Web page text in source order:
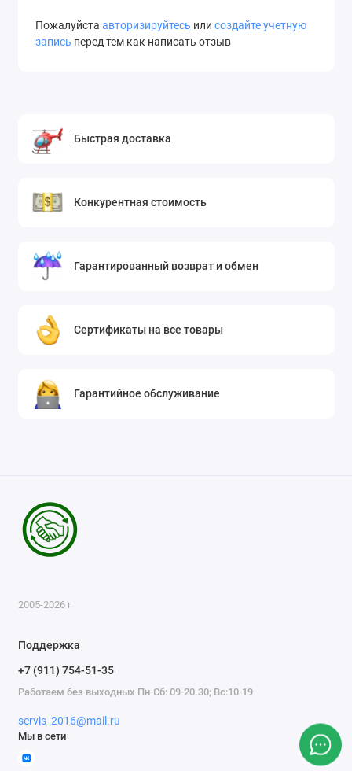
Пожалуйста авторизируйтесь или создайте учетную
запись перед тем как написать отзыв
Быстрая доставка
Конкурентная стоимость
Гарантированный возврат и обмен
Сертификаты на все товары
Гарантийное обслуживание
2005-2026 г
Поддержка
+7 (911) 754-51-35
Работаем без выходных Пн-Сб: 09-20.30; Вс:10-19
servis_2016@mail.ru
Мы в сети